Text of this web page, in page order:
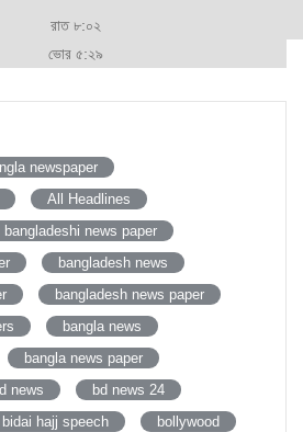
রাত ৮:০২
ভোর ৫:২৯
newspaper
All Headlines
bangladeshi news paper
bangladesh news
bangladesh news paper
bangla news
bangla news paper
news
bd news 24
bidai hajj speech
bollywood